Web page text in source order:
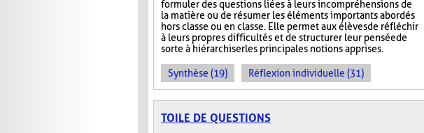
formuler des questions liées à leurs incompréhensions de
la matière ou de résumer les éléments importants abordés
hors classe ou en classe. Elle permet aux élèves de réfléchir
à leurs propres difficultés et de structurer leur pensée de
sorte à hiérarchiser les principales notions apprises.
Synthèse (19) Réflexion individuelle (31)
TOILE DE QUESTIONS